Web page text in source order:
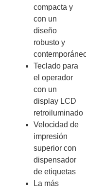
compacta y
con un
diseño
robusto y
Teclado para
el operador
con un
display LCD
retroiluminado
Velocidad de
impresión
superior con
dispensador
de etiquetas
La más